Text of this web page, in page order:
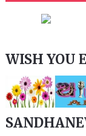
WISH YOU